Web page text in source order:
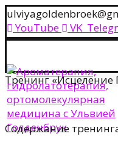
YouTube
VK
Тренинг
Содержание